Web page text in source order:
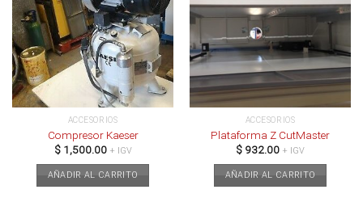
ACCESORIOS
Compresor Kaeser
$1,500.00 + IGV
AÑADIR AL CARRITO
ACCESORIOS
Plataforma Z CutMaster
$ 932.00 + IGV
AÑADIR AL CARRITO